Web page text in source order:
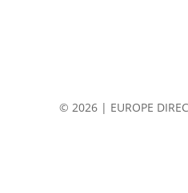
© 2026 | EUROPE